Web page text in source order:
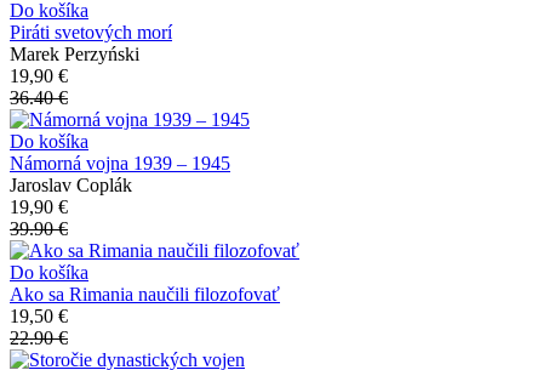
Do košíka
Piráti svetových morí
Marek Perzyński
19,90 €
36.40 €
Do košíka
Námorná vojna 1939 – 1945
Jaroslav Coplák
19,90 €
39.90 €
Do košíka
Ako sa Rimania naučili filozofovať
19,50 €
22.90 €